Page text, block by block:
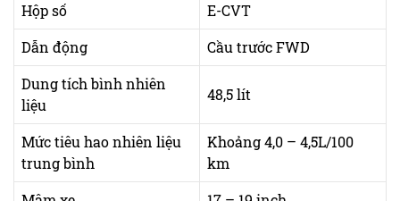
Hộp số
E-CVT
Dẫn động
Cầu trước FWD
Dung tích bình nhiên
liệu
48,5 lít
Mức tiêu hao nhiên liệu
trung bình
Khoảng 4,0 – 4,5L/100
km